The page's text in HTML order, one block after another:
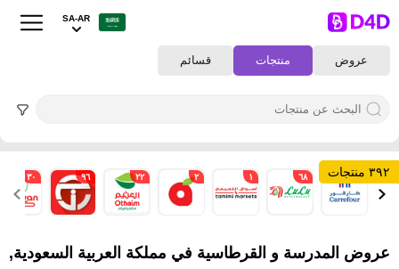
عروض منتجات قسائم
SA-AR
٣٩٢ منتجات ٦ ٦٨ ١ ٢ ٢٢ ٩٦ ٣٠
عروض المدرسة و القرطاسية في مملكة العربية السعودية,